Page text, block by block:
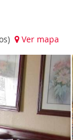
Ver mapa